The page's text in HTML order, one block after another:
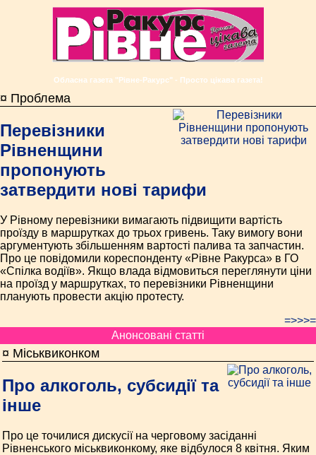
Обласна газета "Рівне-Ракурс" - Просто цікава газета!
¤ Проблема
Перевізники
Рівненщини
пропонують
затвердити нові тарифи
У Рівному перевізники вимагають підвищити вартість
проїзду в маршрутках до трьох гривень. Таку вимогу вони
аргументують збільшенням вартості палива та запчастин.
Про це повідомили кореспонденту «Рівне Ракурса» в ГО
«Спілка водіїв». Якщо влада відмовиться переглянути ціни
на проїзд у маршрутках, то перевізники Рівненщини
планують провести акцію протесту.
=>>>=
Анонсовані статті
¤ Міськвиконком
Про алкоголь, субсидії та
інше
Про це точилися дискусії на черговому засіданні
Рівненського міськвиконкому, яке відбулося 8 квітня. Яким